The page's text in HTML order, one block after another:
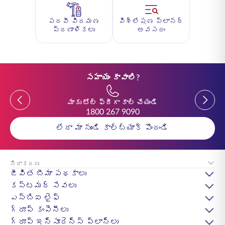
పదవీ విరమణ
ప్రణాళికలు
విశ్లేషణ ప్లానర్
అవసరం
సహాయం కావాలి?
Previous
మాకు టోల్ ఫ్రీగా కాల్ చేయండి
1800 267 9090
Previous
లేదా మా నుండి కాల్‌బ్యాక్ పొందండి
నిరాకరణ
జీవిత బీమా పథకాలు
కస్టమర్ సేవలు
ఎస్‌బిఐ లైఫ్
గ్రూప్ కంపెనీలు
గ్రూప్ ఇన్సూరెన్స్ ప్లాన్లు